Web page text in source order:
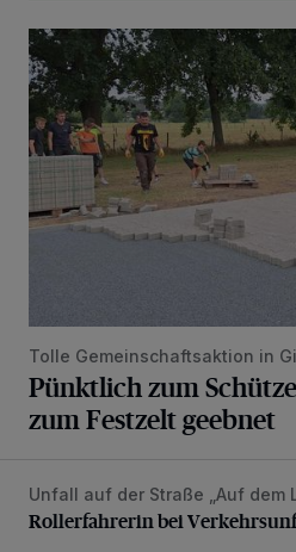
Pünktlich zum Schützenfest
Tolle Gemeinschaftsaktion in
Pünktlich zum
zum Festzelt geebnet
Rollerfahrerin bei
Unfall auf der Straße „Auf dem
Rollerfahrerin bei